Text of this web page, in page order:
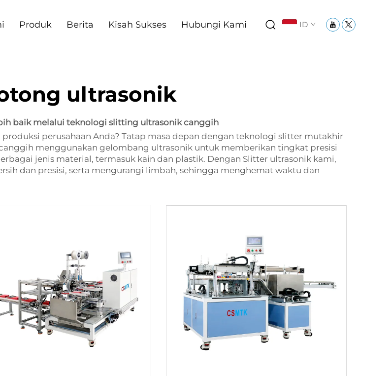
Produk Berita Kisah Sukses Hubungi Kami ID
ultrasonik
baik melalui teknologi slitting ultrasonik canggih
perusahaan Anda? Tatap masa depan dengan teknologi slitter mutakhir
menggunakan gelombang ultrasonik untuk memberikan tingkat presisi
jenis material, termasuk kain dan plastik. Dengan Slitter ultrasonik kami,
dan presisi, serta mengurangi limbah, sehingga menghemat waktu dan